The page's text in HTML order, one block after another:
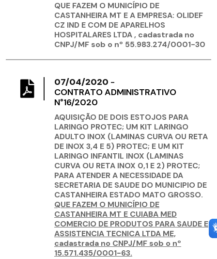
QUE FAZEM O MUNICÍPIO DE
CASTANHEIRA MT E A EMPRESA: OLIDEF
CZ IND E COM DE APARELHOS
HOSPITALARES LTDA , cadastrada no
CNPJ/MF sob o nº 55.983.274/0001-30
07/04/2020 -
CONTRATO ADMINISTRATIVO
N°16/2020
AQUISIÇÃO DE DOIS ESTOJOS PARA
LARINGO PROTEC; UM KIT LARINGO
ADULTO INOX (LAMINAS CURVA OU RETA
DE INOX 3,4 E 5) PROTEC; E UM KIT
LARINGO INFANTIL INOX (LAMINAS
CURVA OU RETA INOX 0,1 E 2) PROTEC;
PARA ATENDER A NECESSIDADE DA
SECRETARIA DE SAUDE DO MUNICIPIO DE
CASTANHEIRA ESTADO MATO GROSSO.
QUE FAZEM O MUNICÍPIO DE
CASTANHEIRA MT E CUIABA MED
COMERCIO DE PRODUTOS PARA SAUDE E
ASSISTENCIA TECNICA LTDA ME,
cadastrada no CNPJ/MF sob o nº
15.571.435/0001-63.